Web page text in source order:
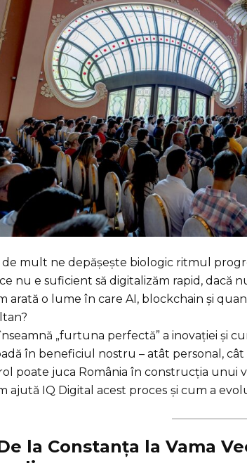
de mult ne depășește biologic ritmul
nu e suficient să digitalizăm rapid, dacă
arată o lume în care AI, blockchain și
„furtuna perfectă” a inovației și
în beneficiul nostru – atât personal, cât
poate juca România în construcția unui
ajută IQ Digital acest proces și cum a
la Constanța la Vama